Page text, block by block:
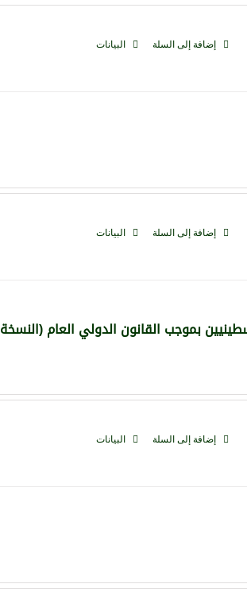
إضافة إلى السلة البيانات
إضافة إلى السلة البيانات
بموجب القانون الدولي العام (النسخة
إضافة إلى السلة البيانات